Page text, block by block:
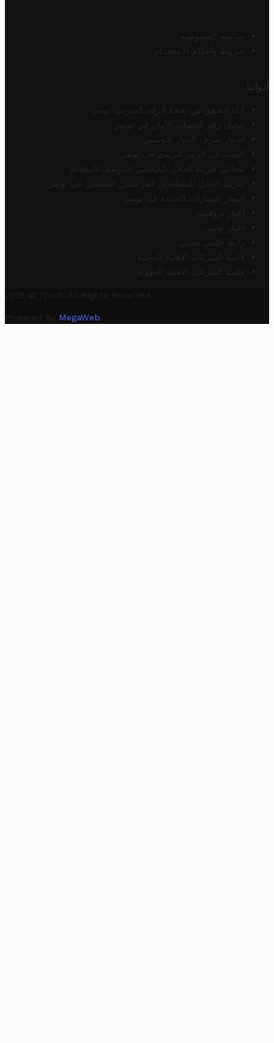
سياسة الخصوصية
شروط وأحكام الاستخدام
أدواتنا
أداة التحقق من صحة الرقم الضريبي تونس
محول رقم الحساب الآيبان في تونس
أسعار صرف الدينار التونسي
البحث عن الرمز البريدي في تونس
محاكي ضريبة الدخل الشخصي للموظف/المتقاعد
ضريبة الدخل للمتقاعدين الفرنسيين المقيمين في تونس
أسعار السيارات الجديدة في تونس
أخبار تروفيت
أخبار تونس
رابط خلفي مجاني
قائمة الشركات الأهلية المحلية
قائمة الشركات الأهلية الجهوية
2025 © Trovit. All Rights Reserved.
Powered By MegaWeb